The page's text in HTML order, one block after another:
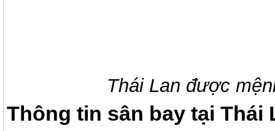
Thái Lan được
Thông tin sân bay tại Thái